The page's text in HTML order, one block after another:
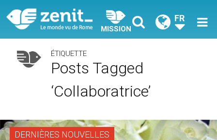
MISSION
FR
ÉTIQUETTE
Posts Tagged
‘collaboratrice’
DERNIÈRES NOUVELLES